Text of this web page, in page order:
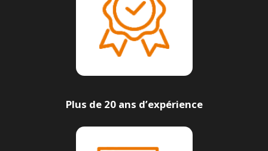
Plus de 20 ans d’expérience